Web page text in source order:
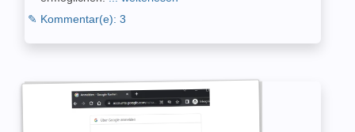
✎ Kommentar(e): 3